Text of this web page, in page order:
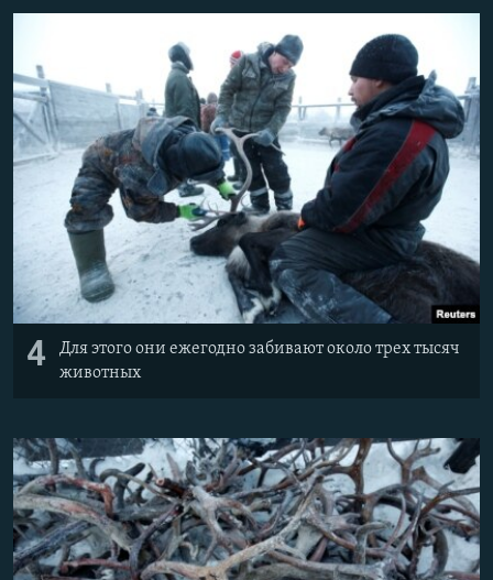
4
Для этого они ежегодно забивают около трех тысяч
животных